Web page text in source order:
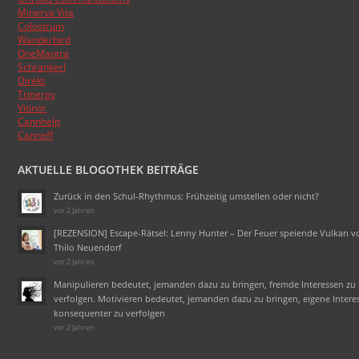
Minerva Vita
Colostrum
Wanderbird
OneMantra
Schrankerl
Direkt
Trinergy
Vitinor
Cannhelp
Canneff
AKTUELLE BLOGOTHEK BEITRÄGE
Zurück in den Schul-Rhythmus: Frühzeitig umstellen oder nicht?
vor 2 Jahren
[REZENSION] Escape-Rätsel: Lenny Hunter – Der Feuer speiende Vulkan
Thilo Neuendorf
vor 2 Jahren
Manipulieren bedeutet, jemanden dazu zu bringen, fremde Interessen zu
verfolgen. Motivieren bedeutet, jemanden dazu zu bringen, eigene
konsequenter zu verfolgen
vor 2 Jahren